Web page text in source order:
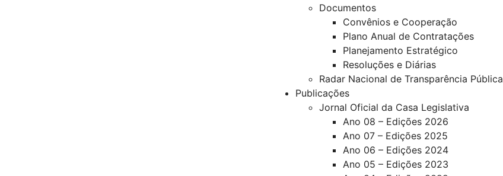
Documentos
Convênios e Cooperação
Plano Anual de Contratações
Planejamento Estratégico
Resoluções e Diárias
Radar Nacional de Transparência Pública
Publicações
Jornal Oficial da Casa Legislativa
Ano 08 – Edições 2026
Ano 07 – Edições 2025
Ano 06 – Edições 2024
Ano 05 – Edições 2023